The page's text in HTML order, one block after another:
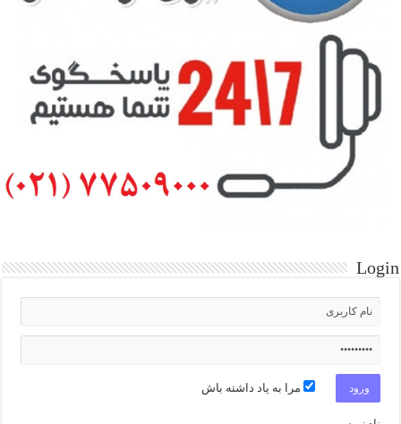
Login
مرا به یاد داشته باش